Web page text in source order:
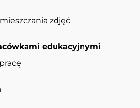
zdjęć
edukacyjnymi